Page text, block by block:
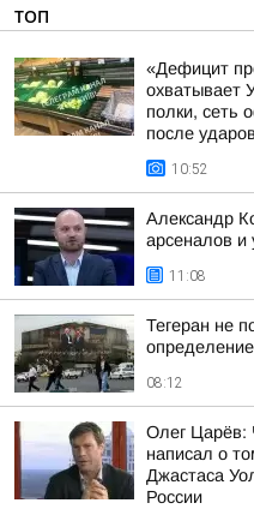
ТОП
«Дефицит
охватывает
полки, сеть
после
10:52
Александр
арсеналов и
11:08
Тегеран не
08:12
Олег Царёв:
написал о
Джастаса
России